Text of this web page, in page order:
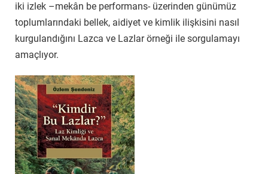
iki izlek –mekân be performans- üzerinden günümüz
toplumlarındaki bellek, aidiyet ve kimlik ilişkisini nasıl
kurgulandığını Lazca ve Lazlar örneği ile sorgulamayı
amaçlıyor.